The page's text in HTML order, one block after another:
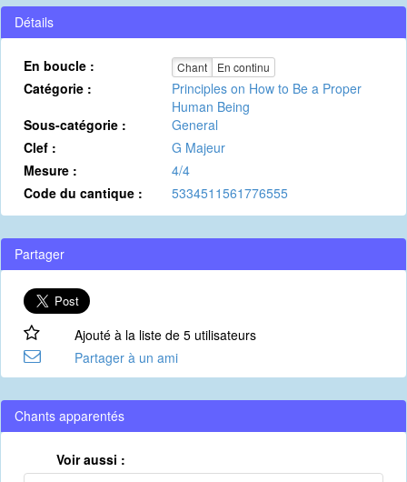
Détails
En boucle : Chant En continu
Catégorie :
Principles on How to Be a Proper
Human Being
Sous-catégorie :
General
Clef :
G Majeur
Mesure :
4/4
Code du cantique :
5334511561776555
Partager
Ajouté à la liste de 5 utilisateurs
Partager à un ami
Chants apparentés
Voir aussi :